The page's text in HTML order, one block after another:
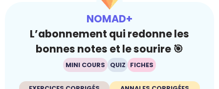
NOMAD+
L’abonnement qui redonne les
bonnes notes et le sourire 🎯
MINI COURS QUIZ FICHES